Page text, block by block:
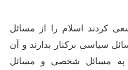
کردند اسلام را از مسائل
سیاسى برکنار بدارند و آن
به مسائل شخصى و مسائل